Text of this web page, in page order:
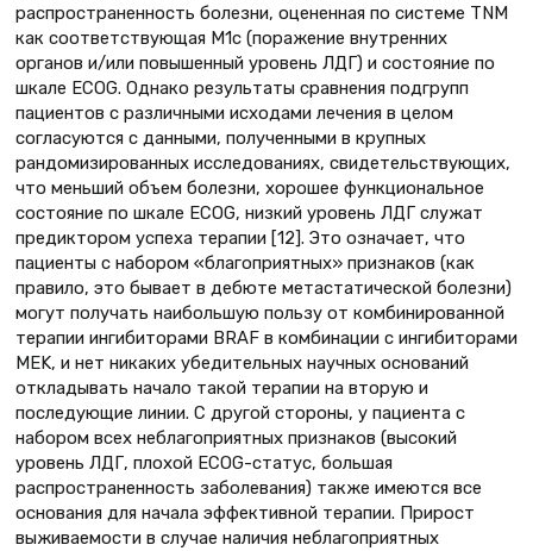
распространенность болезни, оцененная по системе TNM
как соответствующая M1c (поражение внутренних
органов и/или повышенный уровень ЛДГ) и состояние по
шкале ECOG. Однако результаты сравнения подгрупп
пациентов с различными исходами лечения в целом
согласуются с данными, полученными в крупных
рандомизированных исследованиях, свидетельствующих,
что меньший объем болезни, хорошее функциональное
состояние по шкале ECOG, низкий уровень ЛДГ служат
предиктором успеха терапии [12]. Это означает, что
пациенты с набором «благоприятных» признаков (как
правило, это бывает в дебюте метастатической болезни)
могут получать наибольшую пользу от комбинированной
терапии ингибиторами BRAF в комбинации с ингибиторами
MEK, и нет никаких убедительных научных оснований
откладывать начало такой терапии на вторую и
последующие линии. С другой стороны, у пациента с
набором всех неблагоприятных признаков (высокий
уровень ЛДГ, плохой ECOG-статус, большая
распространенность заболевания) также имеются все
основания для начала эффективной терапии. Прирост
выживаемости в случае наличия неблагоприятных